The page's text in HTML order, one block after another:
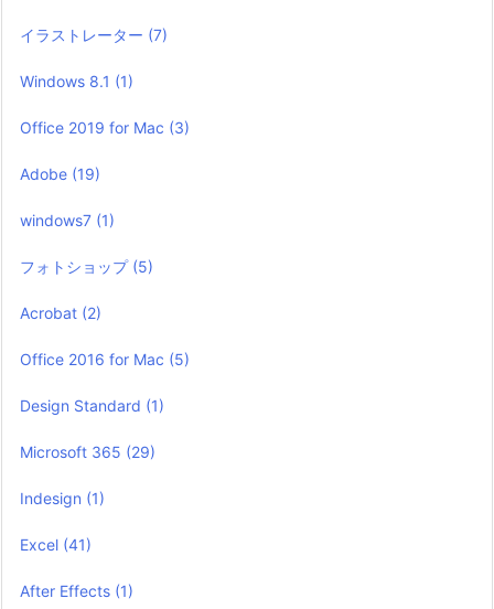
イラストレーター (7)
Windows 8.1 (1)
Office 2019 for Mac (3)
Adobe (19)
windows7 (1)
フォトショップ (5)
Acrobat (2)
Office 2016 for Mac (5)
Design Standard (1)
Microsoft 365 (29)
Indesign (1)
Excel (41)
After Effects (1)